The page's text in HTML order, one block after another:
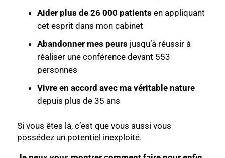
Aider plus de 26 000 patients en appliquant
cet esprit dans mon cabinet
Abandonner mes peurs jusqu’à réussir à
réaliser une conférence devant 553
personnes
Vivre en accord avec ma véritable nature
depuis plus de 35 ans
Si vous êtes là, c’est que vous aussi vous
possédez un potentiel inexploité.